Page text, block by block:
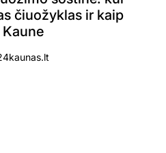
čiuožyklas ir kaip